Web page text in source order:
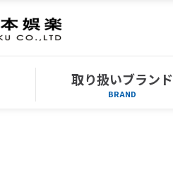
取り扱いブランド
BRAND